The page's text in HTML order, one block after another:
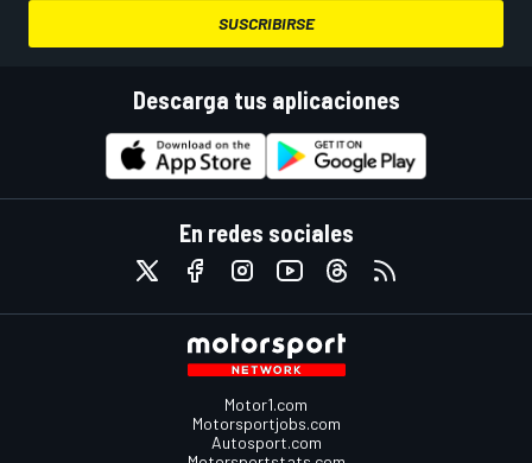
SUSCRIBIRSE
Descarga tus aplicaciones
En redes sociales
Motor1.com
Motorsportjobs.com
Autosport.com